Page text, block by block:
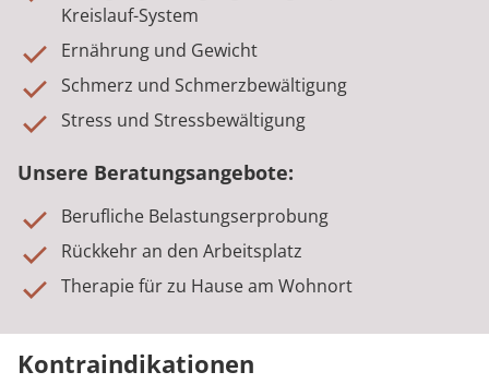
Kreislauf-System
Ernährung und Gewicht
Schmerz und Schmerzbewältigung
Stress und Stressbewältigung
Unsere Beratungsangebote:
Berufliche Belastungserprobung
Rückkehr an den Arbeitsplatz
Therapie für zu Hause am Wohnort
Kontraindikationen